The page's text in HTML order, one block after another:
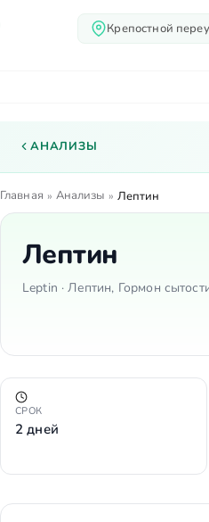
Крепостной
АНАЛИЗЫ
Главная » Анализы » Лептин
Лептин
Leptin · Лептин, Гормон
СРОК
2 дней